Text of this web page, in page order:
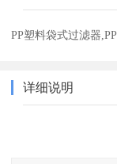
PP塑料袋式过滤器
详细说明